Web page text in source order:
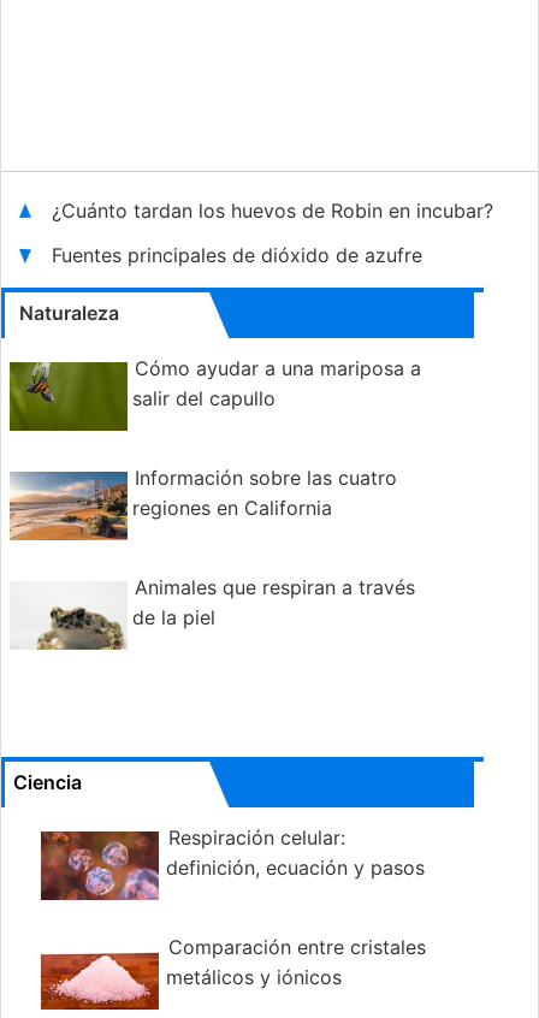
¿Cuánto tardan los huevos de Robin en incubar?
Fuentes principales de dióxido de azufre
Naturaleza
Cómo ayudar a una mariposa a
salir del capullo
Información sobre las cuatro
regiones en California
Animales que respiran a través
de la piel
Ciencia
Respiración celular:
definición, ecuación y pasos
Comparación entre cristales
metálicos y iónicos